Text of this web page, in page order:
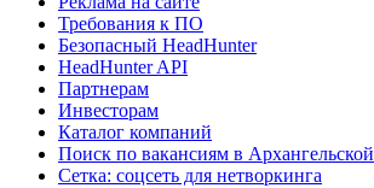
Требования к ПО
Безопасный HeadHunter
HeadHunter API
Партнерам
Инвесторам
Каталог компаний
Поиск по вакансиям в Архангельской
Сетка: соцсеть для нетворкинга